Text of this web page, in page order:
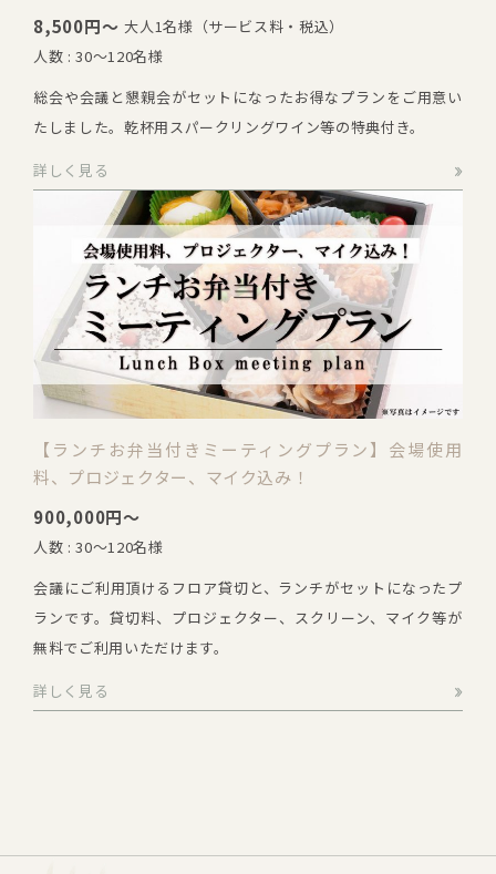
8,500円～ 大人1名様（サービス料・税込）
人数 : 30～120名様
総会や会議と懇親会がセットになったお得なプランをご用意い
たしました。乾杯用スパークリングワイン等の特典付き。
詳しく見る
【ランチお弁当付きミーティングプラン】会場使用
料、プロジェクター、マイク込み！
900,000円～
人数 : 30～120名様
会議にご利用頂けるフロア貸切と、ランチがセットになったプ
ランです。貸切料、プロジェクター、スクリーン、マイク等が
無料でご利用いただけます。
詳しく見る